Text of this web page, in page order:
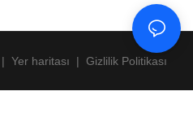
İşlem Ölçeği Dengesi
Santwell
| Yer haritası | Gizlilik Politikası